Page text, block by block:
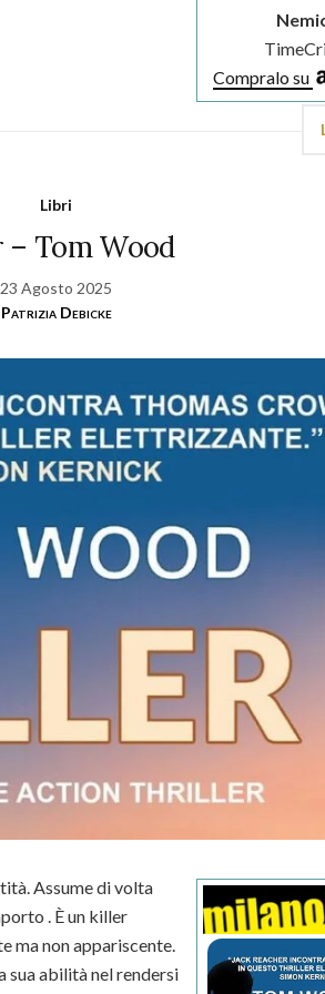
Compralo su
Libri
– Tom Wood
23 Agosto 2025
Patrizia Debicke
Assume di volta
. È un killer
ma non appariscente.
sua abilità nel rendersi